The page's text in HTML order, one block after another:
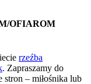
OFIAROM
rzeźba
. Zapraszamy do
stron – miłośnika lub